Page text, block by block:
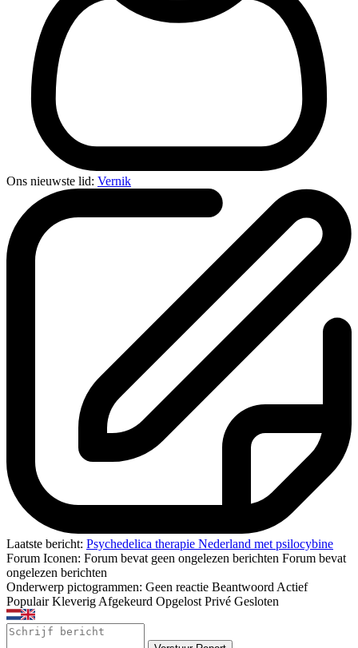
Ons nieuwste lid: Vernik
Laatste bericht: Psychedelica therapie Nederland met psilocybine
Forum Iconen: Forum bevat geen ongelezen berichten Forum bevat
ongelezen berichten
Onderwerp pictogrammen: Geen reactie Beantwoord Actief
Populair Kleverig Afgekeurd Opgelost Privé Gesloten